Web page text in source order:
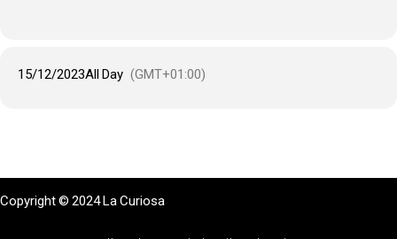
15/12/2023All Day (GMT+01:00)
Copyright © 2024 La Curiosa